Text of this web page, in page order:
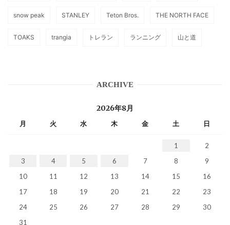
snow peak STANLEY Teton Bros. THE NORTH FACE
TOAKS trangia トレラン ランニング 山と道
ARCHIVE
2026年8月
月 火 水 木 金 土 日
1
2
3
4 5 6 7 8
9
10
11 12 13 14 15
16
17
18 19 20 21 22
23
24
25 26 27 28 29
30
31